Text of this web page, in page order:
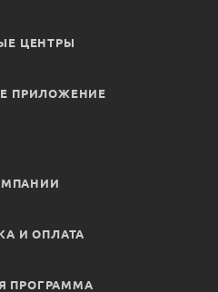
ЦЕНТРЫ
ПРИЛОЖЕНИЕ
И ОПЛАТА
ПРОГРАММА